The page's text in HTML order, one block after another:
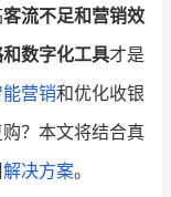
客流不足和营销效
数字化工具才是
营销和优化收银
？本文将结合真
解决方案。